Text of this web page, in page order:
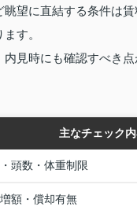
望に直結する条件は
す。
内見時にも確認すべき
主なチェック
頭数・体重制限
額・償却有無